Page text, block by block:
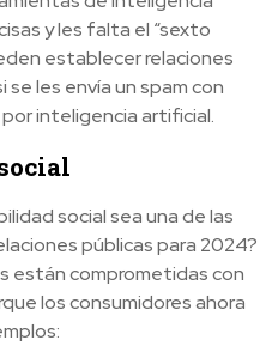
y les falta el “sexto
establecer relaciones
les envía un spam con
inteligencia artificial.
social sea una de las
públicas para 2024?
están comprometidas con
los consumidores ahora